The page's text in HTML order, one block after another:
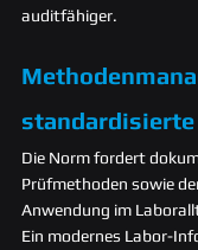
auditfähiger.
standardisierte
Die Norm fordert
Prüfmethoden sowie
Anwendung im
Ein modernes Labor-